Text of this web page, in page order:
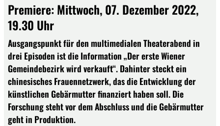
Premiere: Mittwoch, 07. Dezember 2022,
19.30 Uhr
Ausgangspunkt für den multimedialen Theaterabend in
drei Episoden ist die Information „Der erste Wiener
Gemeindebezirk wird verkauft“. Dahinter steckt ein
chinesisches Frauennetzwerk, das die Entwicklung der
künstlichen Gebärmutter finanziert haben soll. Die
Forschung steht vor dem Abschluss und die Gebärmutter
geht in Produktion.